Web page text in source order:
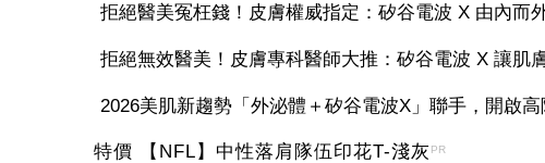
拒絕醫美冤枉錢！皮膚權威指定：矽谷電波 X 由內而
拒絕無效醫美！皮膚專科醫師大推：矽谷電波 X 讓肌
2026美肌新趨勢「外泌體＋矽谷電波X」聯手，開啟高
特價 【NFL】中性落肩隊伍印花T-淺灰 PR